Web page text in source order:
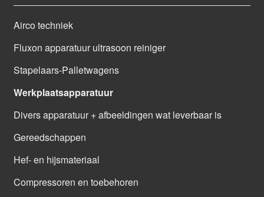
Airco techniek
Fluxon apparatuur ultrasoon reiniger
Stapelaars-Palletwagens
Werkplaatsapparatuur
Divers apparatuur + afbeeldingen wat leverbaar is
Gereedschappen
Hef- en hijsmateriaal
Compressoren en toebehoren